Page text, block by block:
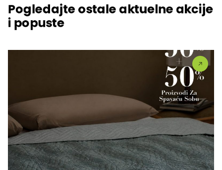
Pogledajte ostale aktuelne akcije
i popuste